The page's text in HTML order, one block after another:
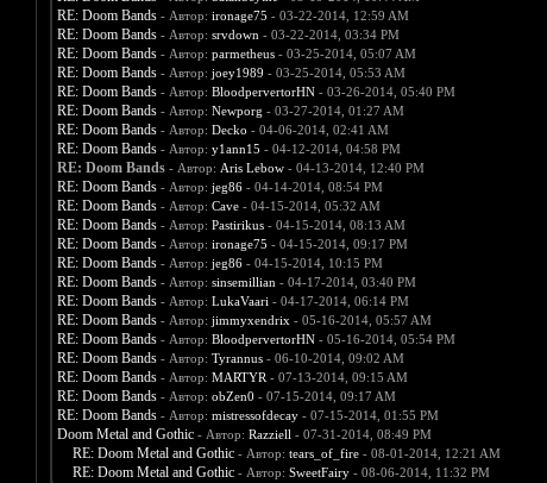
RE: Doom Bands - Автор: ironage75 - 03-22-2014, 12:59 AM
RE: Doom Bands - Автор: srvdown - 03-22-2014, 03:34 PM
RE: Doom Bands - Автор: parmetheus- 03-25-2014, 05:07 AM
RE: Doom Bands - Автор: joey1989 - 03-25-2014, 05:53 AM
RE: Doom Bands - Автор: BloodpervertorHN- 03-26-2014, 05:40 PM
RE: Doom Bands - Автор: Newporg - 03-27-2014, 01:27 AM
RE: Doom Bands - Автор: Decko - 04-06-2014, 02:41 AM
RE: Doom Bands - Автор: y1ann15 - 04-12-2014, 04:58 PM
RE: Doom Bands - Автор: Aris Lebow- 04-13-2014, 12:40 PM
RE: Doom Bands - Автор: jeg86- 04-14-2014, 08:54 PM
RE: Doom Bands - Автор: Cave- 04-15-2014, 05:32 AM
RE: Doom Bands - Автор: Pastirikus- 04-15-2014, 08:13 AM
RE: Doom Bands - Автор: ironage75 - 04-15-2014, 09:17 PM
RE: Doom Bands - Автор: jeg86- 04-15-2014, 10:15 PM
RE: Doom Bands - Автор: sinsemillian - 04-17-2014, 03:40 PM
RE: Doom Bands - Автор: LukaVaari - 04-17-2014, 06:14 PM
RE: Doom Bands - Автор: jimmyxendrix - 05-16-2014, 05:57 AM
RE: Doom Bands - Автор: BloodpervertorHN- 05-16-2014, 05:54 PM
RE: Doom Bands - Автор: Tyrannus- 06-10-2014, 09:02 AM
RE: Doom Bands - Автор: MARTYR - 07-13-2014, 09:15 AM
RE: Doom Bands - Автор: obZen0 - 07-15-2014, 09:17 AM
RE: Doom Bands - Автор: mistressofdecay- 07-15-2014, 01:55 PM
Doom Metal and Gothic - Автор: Razziell - 07-31-2014, 08:49 PM
RE: Doom Metal and Gothic - Автор: tears_of_fire- 08-01-2014, 12:21 AM
RE: Doom Metal and Gothic - Автор: SweetFairy- 08-06-2014, 11:32 PM